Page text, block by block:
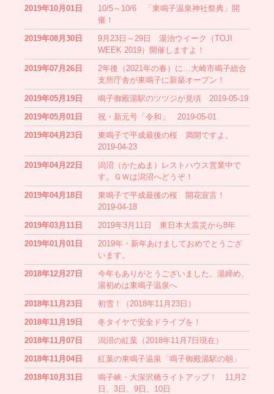
2019年10月01日
10/5～10/6 「東鳴子温泉神社祭典」開
催！
2019年08月30日
9月23日～29日 湯治ウイーク（TOJI
WEEK 2019）開催しますよ！
2019年07月26日
2年後（2021年の春）に…大崎市鳴子総合
支所庁舎が東鳴子に新築オープン！
2019年05月19日
鳴子御殿湯駅のツツジが見頃 2019-05-19
2019年05月01日
祝・新元号「令和」 2019-05-01
2019年04月23日
東鳴子で平成最後の桜 満開ですよ。
2019-04-23
2019年04月22日
潟沼（かたぬま）レストハウス営業中で
す。ＧＷは潟沼へどうぞ！
2019年04月18日
東鳴子で平成最後の桜 開花宣言！
2019-04-18
2019年03月11日
2019年3月11日 東日本大震災から8年
2019年01月01日
2019年・新年あけましておめでとうござ
います。
2018年12月27日
今年もありがとうございました。湯締め、
湯初めは東鳴子温泉へ
2018年11月23日
初雪！（2018年11月23日）
2018年11月19日
冬タイヤで安全ドライブを！
2018年11月07日
潟沼の紅葉（2018年11月7日現在）
2018年11月04日
紅葉の東鳴子温泉「鳴子御殿湯駅の朝」
2018年10月31日
鳴子峡・大深沢橋ライトアップ！ 11月2
日、3日、9日、10日